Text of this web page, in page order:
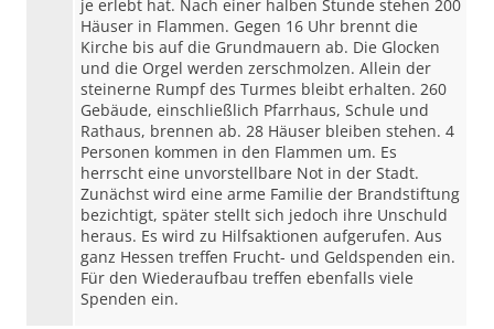
je erlebt hat. Nach einer halben Stunde stehen 200
Häuser in Flammen. Gegen 16 Uhr brennt die
Kirche bis auf die Grundmauern ab. Die Glocken
und die Orgel werden zerschmolzen. Allein der
steinerne Rumpf des Turmes bleibt erhalten. 260
Gebäude, einschließlich Pfarrhaus, Schule und
Rathaus, brennen ab. 28 Häuser bleiben stehen. 4
Personen kommen in den Flammen um. Es
herrscht eine unvorstellbare Not in der Stadt.
Zunächst wird eine arme Familie der Brandstiftung
bezichtigt, später stellt sich jedoch ihre Unschuld
heraus. Es wird zu Hilfsaktionen aufgerufen. Aus
ganz Hessen treffen Frucht- und Geldspenden ein.
Für den Wiederaufbau treffen ebenfalls viele
Spenden ein.